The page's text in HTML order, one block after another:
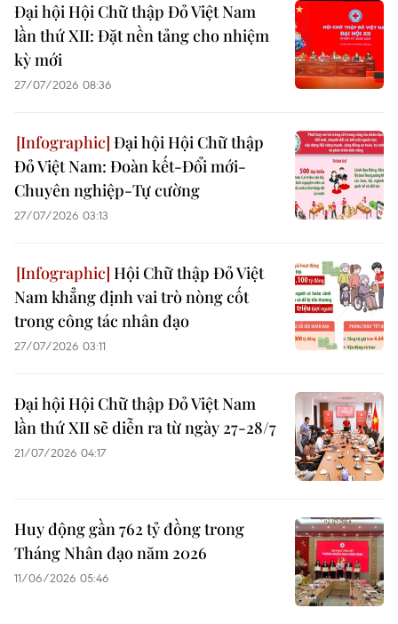
Đại hội Hội Chữ thập Đỏ Việt Nam
lần thứ XII: Đặt nền tảng cho nhiệm
kỳ mới
27/07/2026 08:36
Đại hội Hội Chữ thập
Đỏ Việt Nam: Đoàn kết-Đổi mới-
Chuyên nghiệp-Tự cường
27/07/2026 03:13
Hội Chữ thập Đỏ Việt
Nam khẳng định vai trò nòng cốt
trong công tác nhân đạo
27/07/2026 03:11
Đại hội Hội Chữ thập Đỏ Việt Nam
lần thứ XII sẽ diễn ra từ ngày 27-28/7
21/07/2026 04:17
Huy động gần 762 tỷ đồng trong
Tháng Nhân đạo năm 2026
11/06/2026 05:46